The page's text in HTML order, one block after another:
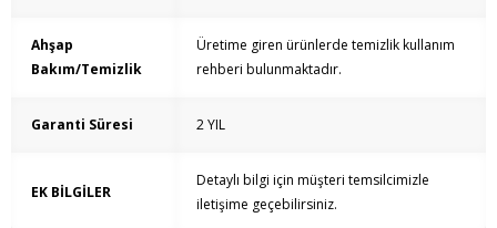
Ahşap
Bakım/Temizlik
Üretime giren ürünlerde temizlik kullanım
rehberi bulunmaktadır.
Garanti Süresi 2 YIL
EK BİLGİLER
Detaylı bilgi için müşteri temsilcimizle
iletişime geçebilirsiniz.